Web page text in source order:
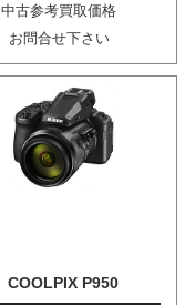
中古参考買取価格
お問合せ下さい
COOLPIX P950